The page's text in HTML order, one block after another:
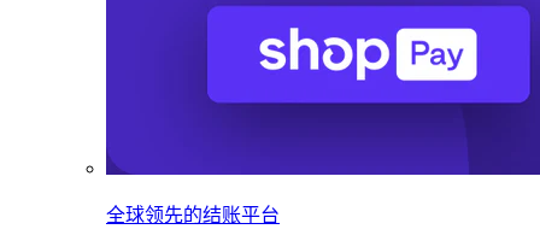
全球领先的结账平台